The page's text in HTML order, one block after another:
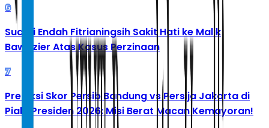
6
Suami Endah Fitrianingsih Sakit Hati ke Malik
Bawazier Atas Kasus Perzinaan
7
Prediksi Skor Persib Bandung vs Persija Jakarta di
Piala Presiden 2026: Misi Berat Macan Kemayoran!